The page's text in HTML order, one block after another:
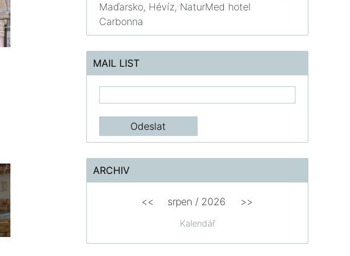
Maďarsko, Hévíz, NaturMed hotel
Carbonna
MAIL LIST
ARCHIV
Kalendář
<< srpen / 2026 >>